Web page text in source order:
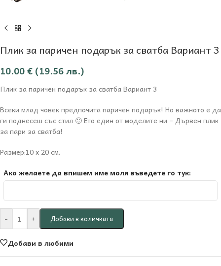
Плик за паричен подарък за сватба Вариант 3
10.00€ (19.56 лв.)
Плик за паричен подарък за сватба Вариант 3
Всеки млад човек предпочита паричен подарък! Но важното е да
ги поднесеш със стил 🙂 Ето един от моделите ни – Дървен плик
за пари за сватба!
Размер:10 х 20 см.
Ако желаете да впишем име моля въведете го тук:
- + Добави в количката
Добави в любими